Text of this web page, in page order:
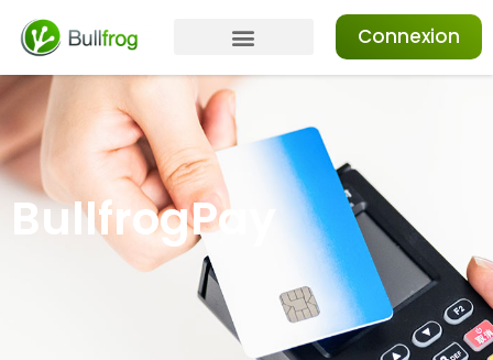
Connexion
BullfrogPay